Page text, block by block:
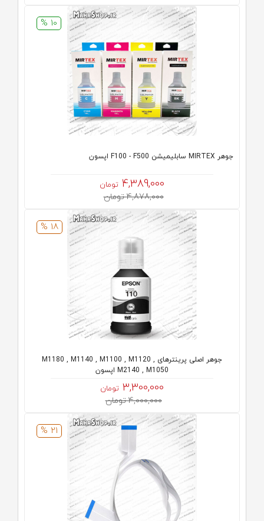
10 %
جوهر MIRTEX سابلیمیشن F100 - F500 اپسون
4,389,000 تومان
4,878,000 تومان
18 %
جوهر اصلی پرینترهای M1180 , M1140 , M1100 , M1120 ,
M2140 , M1050 اپسون
3,300,000 تومان
4,000,000 تومان
21 %